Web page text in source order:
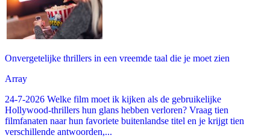
Onvergetelijke thrillers in een vreemde taal die je moet zien
Array
24-7-2026 Welke film moet ik kijken als de gebruikelijke
Hollywood-thrillers hun glans hebben verloren? Vraag tien
filmfanaten naar hun favoriete buitenlandse titel en je krijgt tien
verschillende antwoorden,...